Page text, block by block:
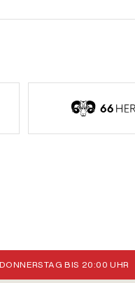
BIS 20:00 UHR